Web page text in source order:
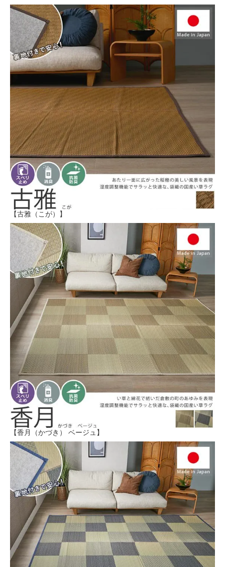
【古雅（こが）】
【香月（かづき） ベージュ】